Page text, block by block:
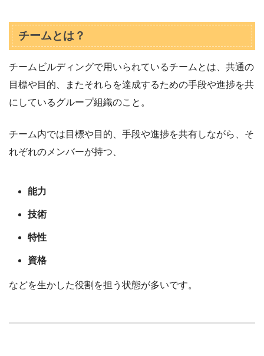
チームとは？
チームビルディングで用いられているチームとは、共通の
目標や目的、またそれらを達成するための手段や進捗を共
にしているグループ組織のこと。
チーム内では目標や目的、手段や進捗を共有しながら、そ
れぞれのメンバーが持つ、
能力
技術
特性
資格
などを生かした役割を担う状態が多いです。